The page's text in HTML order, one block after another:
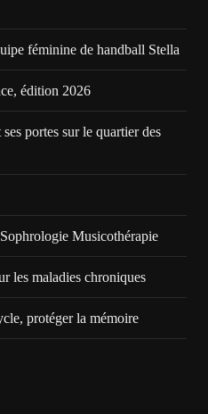
féminine de handball Stella
édition 2026
portes sur le quartier des
Musicothérapie
les maladies chroniques
protéger la mémoire